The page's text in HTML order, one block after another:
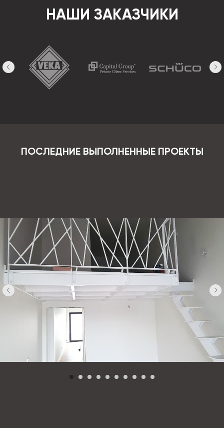
НАШИ ЗАКАЗЧИКИ
ПОСЛЕДНИЕ ВЫПОЛНЕННЫЕ ПРОЕКТЫ